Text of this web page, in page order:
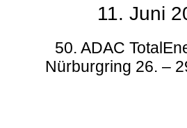
11. Juni
50. ADAC
Nürburgring 26. –